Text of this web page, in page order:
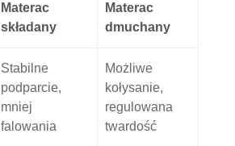
Materac
składany
Materac
dmuchany
Stabilne
podparcie,
mniej
falowania
Możliwe
kołysanie,
regulowana
twardość